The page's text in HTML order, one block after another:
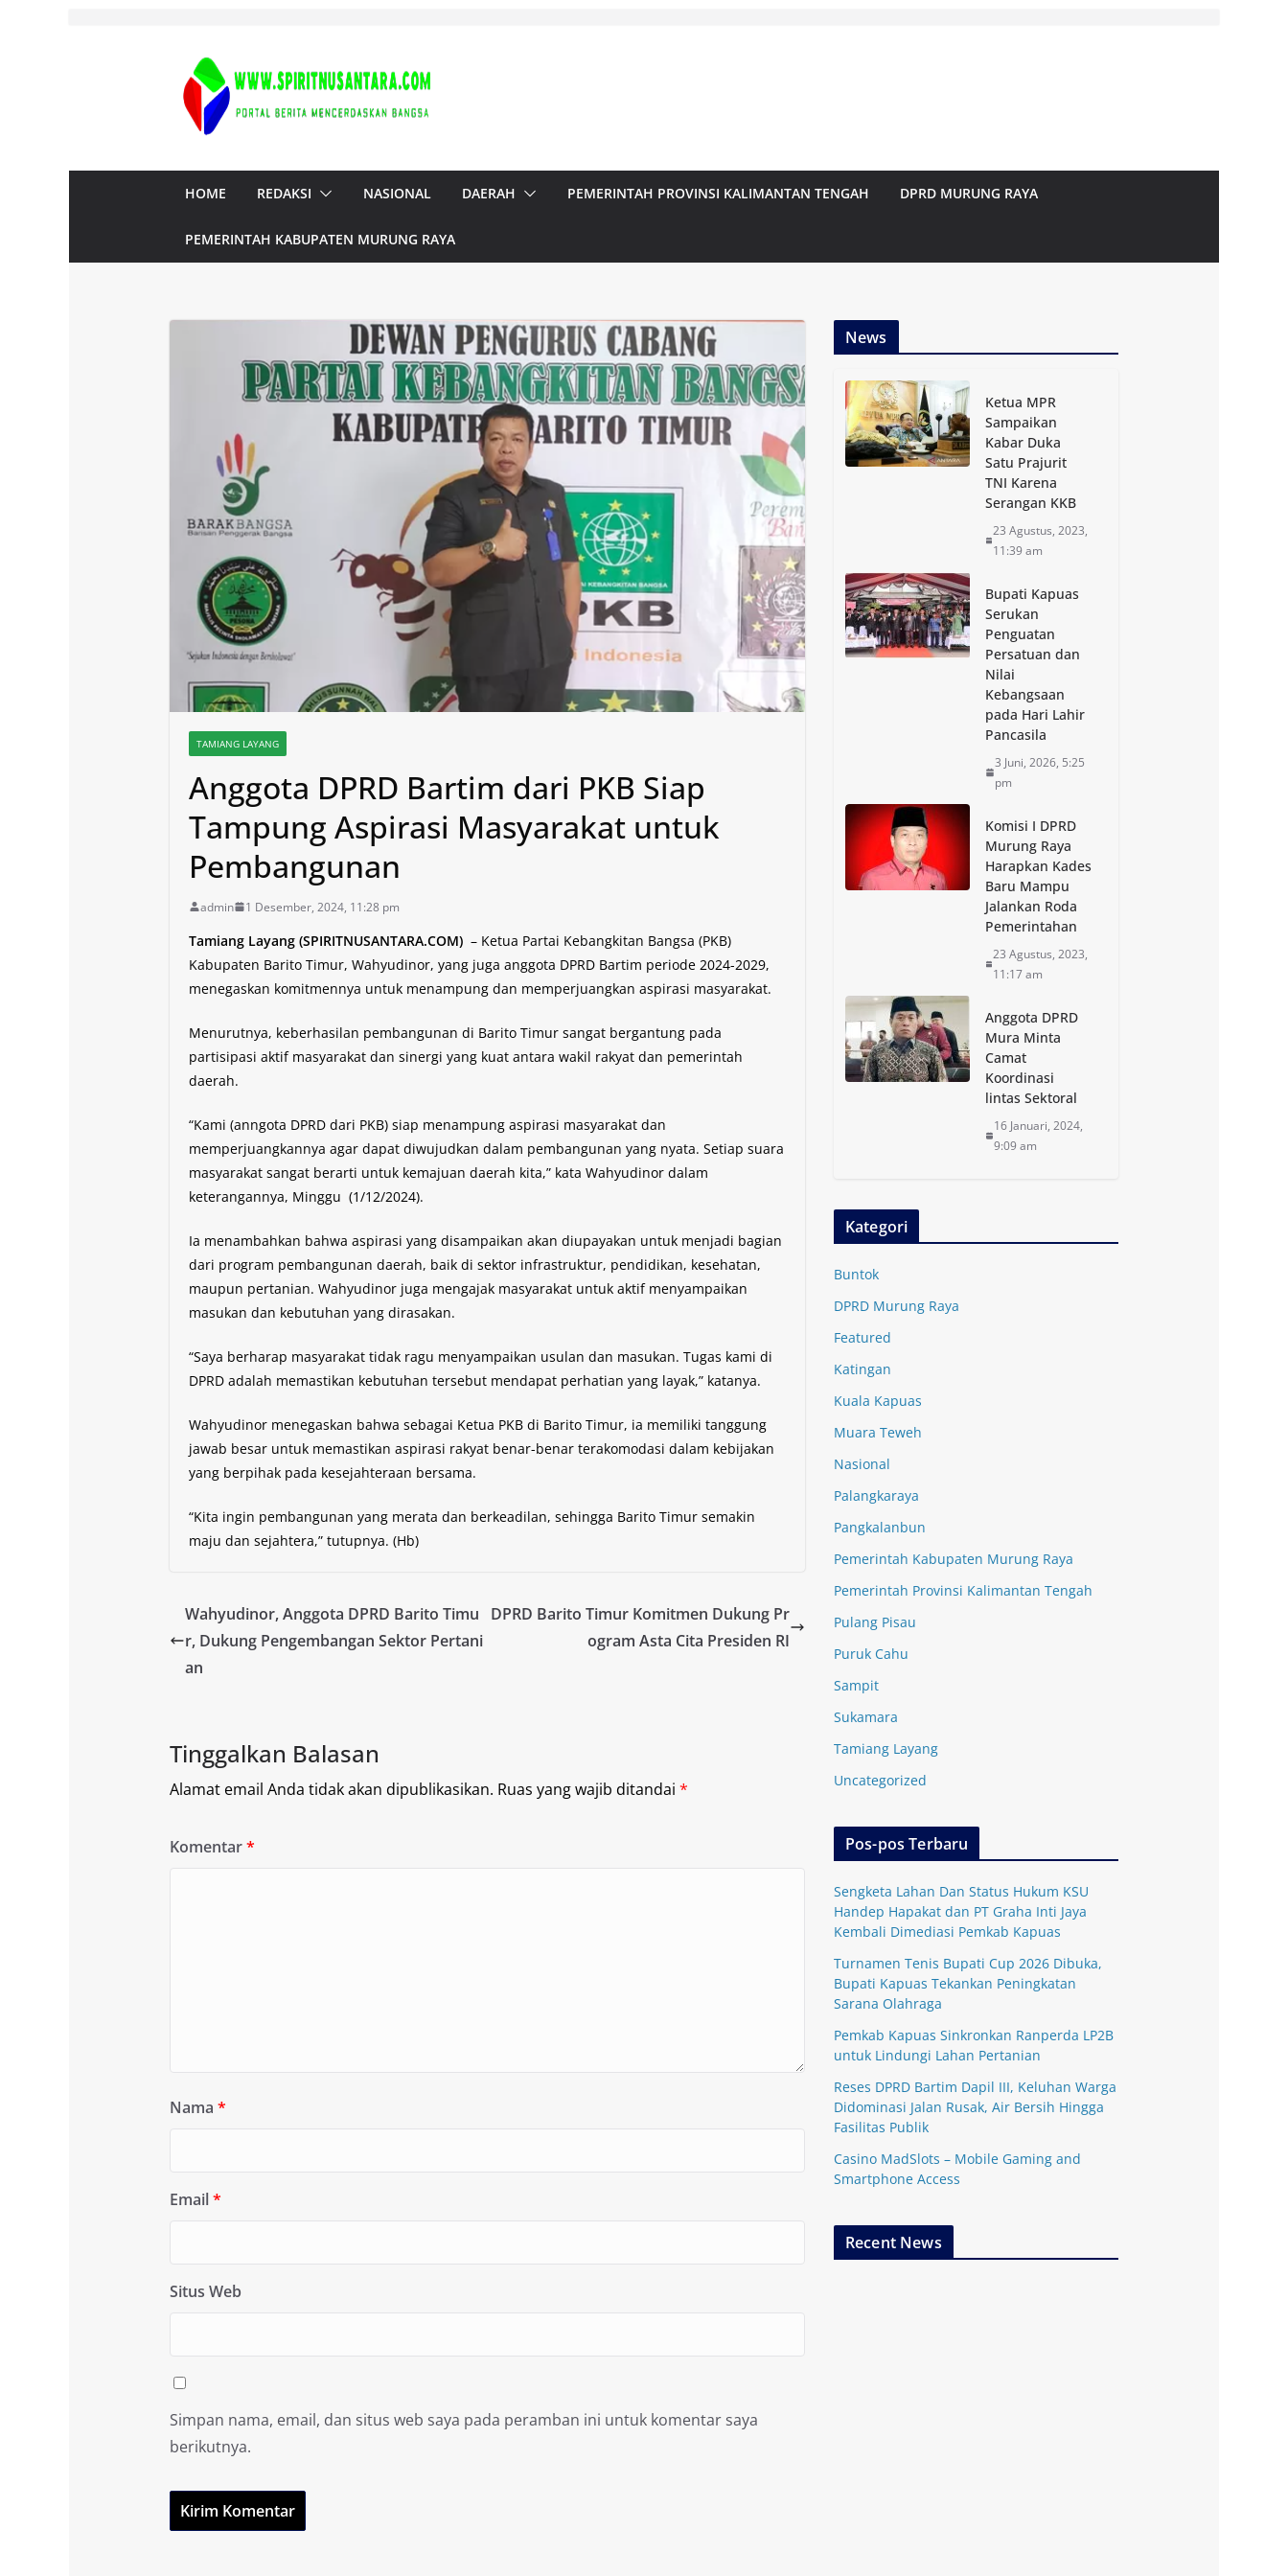
HOME REDAKSI NASIONAL DAERAH PEMERINTAH PROVINSI KALIMANTAN TENGAH DPRD MURUNG RAYA
PEMERINTAH KABUPATEN MURUNG RAYA
TAMIANG LAYANG
Anggota DPRD Bartim dari PKB Siap
Tampung Aspirasi Masyarakat untuk
Pembangunan
admin 1 Desember, 2024, 11:28 pm
Tamiang Layang (SPIRITNUSANTARA.COM) – Ketua Partai Kebangkitan Bangsa (PKB)
Kabupaten Barito Timur, Wahyudinor, yang juga anggota DPRD Bartim periode 2024-2029,
menegaskan komitmennya untuk menampung dan memperjuangkan aspirasi masyarakat.
Menurutnya, keberhasilan pembangunan di Barito Timur sangat bergantung pada
partisipasi aktif masyarakat dan sinergi yang kuat antara wakil rakyat dan pemerintah
daerah.
“Kami (anngota DPRD dari PKB) siap menampung aspirasi masyarakat dan
memperjuangkannya agar dapat diwujudkan dalam pembangunan yang nyata. Setiap suara
masyarakat sangat berarti untuk kemajuan daerah kita,” kata Wahyudinor dalam
keterangannya, Minggu (1/12/2024).
Ia menambahkan bahwa aspirasi yang disampaikan akan diupayakan untuk menjadi bagian
dari program pembangunan daerah, baik di sektor infrastruktur, pendidikan, kesehatan,
maupun pertanian. Wahyudinor juga mengajak masyarakat untuk aktif menyampaikan
masukan dan kebutuhan yang dirasakan.
“Saya berharap masyarakat tidak ragu menyampaikan usulan dan masukan. Tugas kami di
DPRD adalah memastikan kebutuhan tersebut mendapat perhatian yang layak,” katanya.
Wahyudinor menegaskan bahwa sebagai Ketua PKB di Barito Timur, ia memiliki tanggung
jawab besar untuk memastikan aspirasi rakyat benar-benar terakomodasi dalam kebijakan
yang berpihak pada kesejahteraan bersama.
“Kita ingin pembangunan yang merata dan berkeadilan, sehingga Barito Timur semakin
maju dan sejahtera,” tutupnya. (Hb)
Wahyudinor, Anggota DPRD Barito Timu
r, Dukung Pengembangan Sektor Pertani
an
DPRD Barito Timur Komitmen Dukung Pr
ogram Asta Cita Presiden RI
Tinggalkan Balasan
Alamat email Anda tidak akan dipublikasikan. Ruas yang wajib ditandai *
Komentar*
Nama *
Email*
Situs Web
Simpan nama, email, dan situs web saya pada peramban ini untuk komentar saya
berikutnya.
News
Ketua MPR
Sampaikan
Kabar Duka
Satu Prajurit
TNI Karena
Serangan KKB
23 Agustus, 2023,
11:39 am
Bupati Kapuas
Serukan
Penguatan
Persatuan dan
Nilai
Kebangsaan
pada Hari Lahir
Pancasila
3 Juni, 2026, 5:25
pm
Komisi I DPRD
Murung Raya
Harapkan Kades
Baru Mampu
Jalankan Roda
Pemerintahan
23 Agustus, 2023,
11:17 am
Anggota DPRD
Mura Minta
Camat
Koordinasi
lintas Sektoral
16 Januari, 2024,
9:09 am
Kategori
Buntok
DPRD Murung Raya
Featured
Katingan
Kuala Kapuas
Muara Teweh
Nasional
Palangkaraya
Pangkalanbun
Pemerintah Kabupaten Murung Raya
Pemerintah Provinsi Kalimantan Tengah
Pulang Pisau
Puruk Cahu
Sampit
Sukamara
Tamiang Layang
Uncategorized
Pos-pos Terbaru
Sengketa Lahan Dan Status Hukum KSU
Handep Hapakat dan PT Graha Inti Jaya
Kembali Dimediasi Pemkab Kapuas
Turnamen Tenis Bupati Cup 2026 Dibuka,
Bupati Kapuas Tekankan Peningkatan
Sarana Olahraga
Pemkab Kapuas Sinkronkan Ranperda LP2B
untuk Lindungi Lahan Pertanian
Reses DPRD Bartim Dapil III, Keluhan Warga
Didominasi Jalan Rusak, Air Bersih Hingga
Fasilitas Publik
Casino MadSlots – Mobile Gaming and
Smartphone Access
Recent News